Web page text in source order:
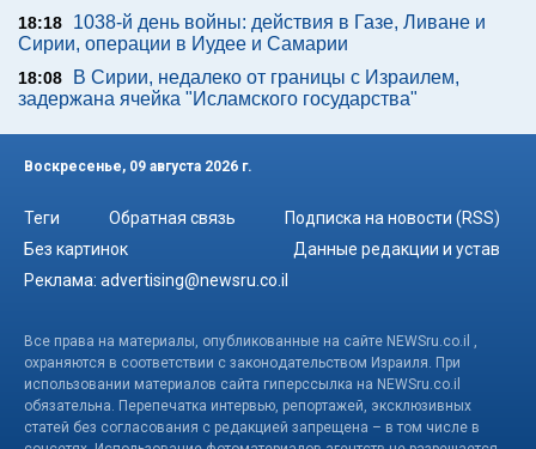
18:18
1038-й день войны: действия в Газе, Ливане и
Сирии, операции в Иудее и Самарии
18:08
В Сирии, недалеко от границы с Израилем,
задержана ячейка "Исламского государства"
Воскресенье, 09 августа 2026 г.
Теги Обратная связь
Подписка на новости (RSS)
Без картинок
Данные редакции и устав
Реклама: advertising@newsru.co.il
Все права на материалы, опубликованные на сайте NEWSru.co.il ,
охраняются в соответствии с законодательством Израиля. При
использовании материалов сайта гиперссылка на NEWSru.co.il
обязательна. Перепечатка интервью, репортажей, эксклюзивных
статей без согласования с редакцией запрещена – в том числе в